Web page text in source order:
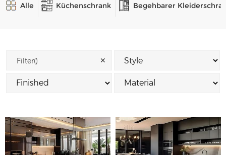
Alle Küchenschrank Begehbarer
Filter() ✕